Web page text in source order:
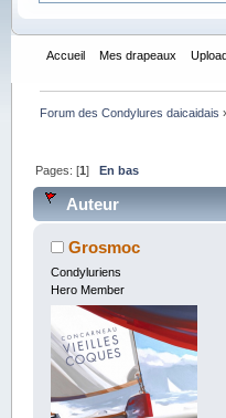
Accueil Mes drapeaux
Forum des Condylures daicaidais
Pages: [1]En bas
Auteur
Grosmoc
Condyluriens
Hero Member